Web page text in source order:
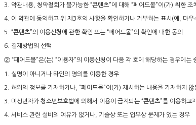
3. 약관내용, 청약철회가 불가능한 “콘텐츠”에 대해 “페어드몰”이(가) 취한 조
4. 이 약관에 동의하고 위 제3호의 사항을 확인하거나 거부하는 표시(예, 마우
5. “콘텐츠”의 이용신청에 관한 확인 또는 “페어드몰”의 확인에 대한 동의
6. 결제방법의 선택
② “페어드몰”은(는) “이용자”의 이용신청이 다음 각 호에 해당하는 경우에는
1. 실명이 아니거나 타인의 명의를 이용한 경우
2. 허위의 정보를 기재하거나, “페어드몰”이(가) 제시하는 내용을 기재하지 않
3. 미성년자가 청소년보호법에 의해서 이용이 금지되는 “콘텐츠”를 이용하고
4. 서비스 관련 설비의 여유가 없거나, 기술상 또는 업무상 문제가 있는 경우